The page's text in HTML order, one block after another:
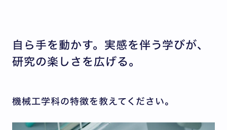
自ら手を動かす。実感を伴う学びが、
研究の楽しさを広げる。
機械工学科の特徴を教えてください。